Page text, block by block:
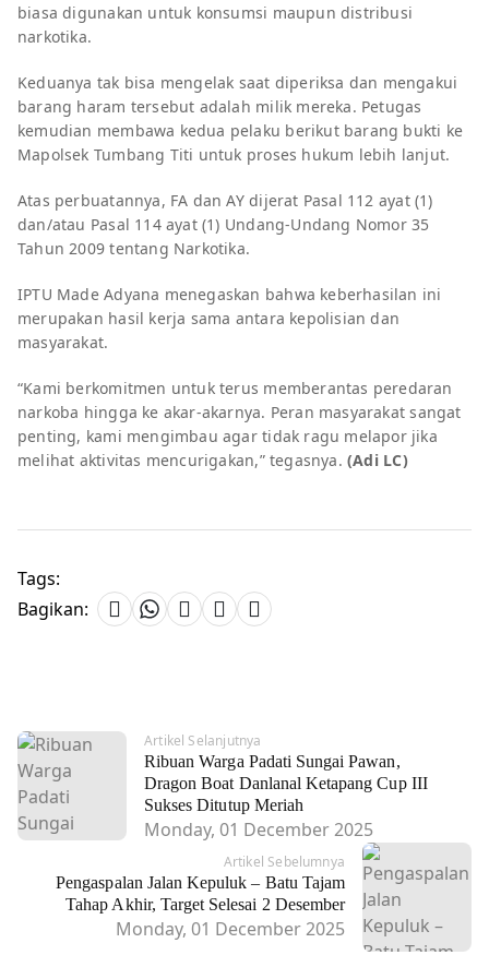
biasa digunakan untuk konsumsi maupun distribusi
narkotika.
Keduanya tak bisa mengelak saat diperiksa dan mengakui
barang haram tersebut adalah milik mereka. Petugas
kemudian membawa kedua pelaku berikut barang bukti ke
Mapolsek Tumbang Titi untuk proses hukum lebih lanjut.
Atas perbuatannya, FA dan AY dijerat Pasal 112 ayat (1)
dan/atau Pasal 114 ayat (1) Undang-Undang Nomor 35
Tahun 2009 tentang Narkotika.
IPTU Made Adyana menegaskan bahwa keberhasilan ini
merupakan hasil kerja sama antara kepolisian dan
masyarakat.
“Kami berkomitmen untuk terus memberantas peredaran
narkoba hingga ke akar-akarnya. Peran masyarakat sangat
penting, kami mengimbau agar tidak ragu melapor jika
melihat aktivitas mencurigakan,” tegasnya.(Adi LC)
Tags:
Bagikan:
Artikel Selanjutnya
Ribuan Warga Padati Sungai Pawan,
Dragon Boat Danlanal Ketapang Cup III
Sukses Ditutup Meriah
Monday, 01 December 2025
Artikel Sebelumnya
Pengaspalan Jalan Kepuluk – Batu Tajam
Tahap Akhir, Target Selesai 2 Desember
Monday, 01 December 2025